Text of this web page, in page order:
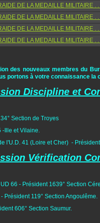
des nouveaux membres du
portons à votre connaissance
Discipline et
Section de Troyes
-Ille et Vilaine.
l'U.D. 41 (Loire et Cher) -
Vérification
66 - Président 1639° Section
Président 119° Section Angoulême.
606° Section Saumur.